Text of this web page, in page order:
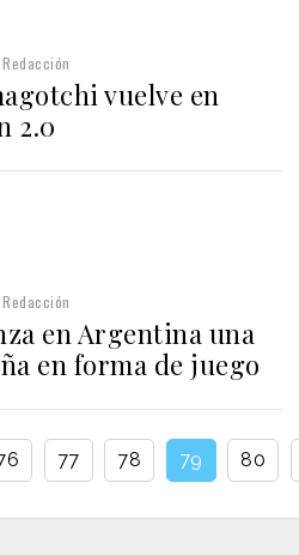
Redacción
vuelve en
2.0
Redacción
en Argentina una
en forma de juego
77 78 79 80